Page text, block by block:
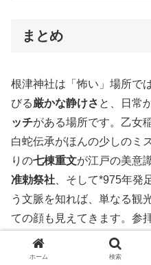
まとめ
根津神社は「怖い」場所で
びる厳かな静けさ と、日常
ッチがある場所です。乙女
白蛇伝承がほんの少しのミ
りの七棟重文が江戸の美意
准勅祭社 、そして*975年発
う文脈を知れば、単なる観
ての顔も見えてきます。参
なたの願いに合った授与品
のサイクルを1年続ける――
ホーム 検索